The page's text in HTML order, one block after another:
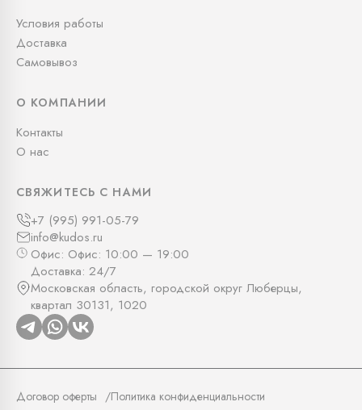
Условия работы
Доставка
Самовывоз
О КОМПАНИИ
Контакты
О нас
СВЯЖИТЕСЬ С НАМИ
+7 (995) 991-05-79
info@kudos.ru
Офис: Офис: 10:00 — 19:00
Доставка: 24/7
Московская область, городской округ Люберцы,
квартал 30131, 1020
Договор оферты Политика конфиденциальности